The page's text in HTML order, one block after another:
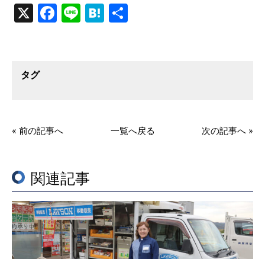
X Facebook
LineHatena
タグ
« 前の記事へ 一覧へ戻る 次の記事へ »
関連記事